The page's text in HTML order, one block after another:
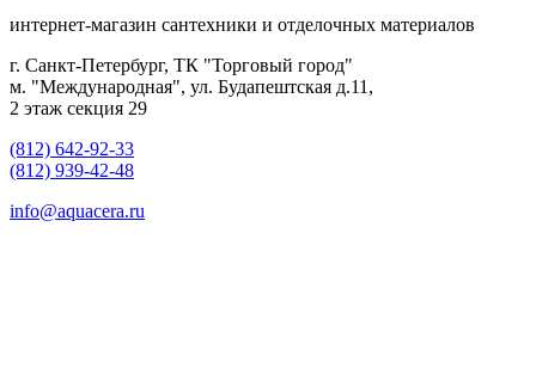
интернет-магазин сантехники и отделочных материалов
г. Санкт-Петербург, ТК "Торговый город"
м. "Международная", ул. Будапештская д.11,
2 этаж секция 29
(812) 642-92-33
(812) 939-42-48
info@aquacera.ru